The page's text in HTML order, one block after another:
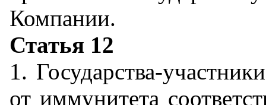
Компании.
Статья 12
1. Государства-
от иммунитета